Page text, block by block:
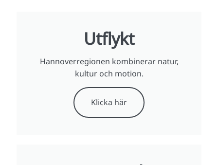
Utflykt
Hannoverregionen kombinerar natur,
kultur och motion.
Klicka här